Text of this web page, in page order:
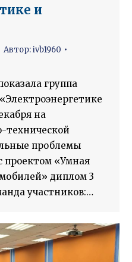
и
Автор:ivb1960
группа
на
технической
проблемы
проектом «Умная
диплом 3
участников:…